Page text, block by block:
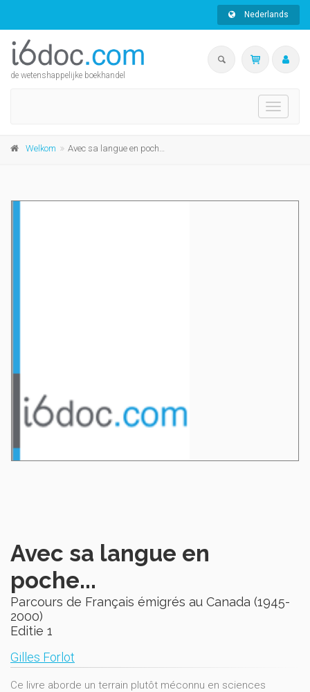
Nederlands
de wetenshappelijke boekhandel
Toggle
Welkom Avec sa langue en poche...
Avec sa langue en
poche...
Parcours de Français émigrés au Canada (1945-
2000)
Editie 1
Gilles Forlot
Ce livre aborde un terrain plutôt méconnu en sciences